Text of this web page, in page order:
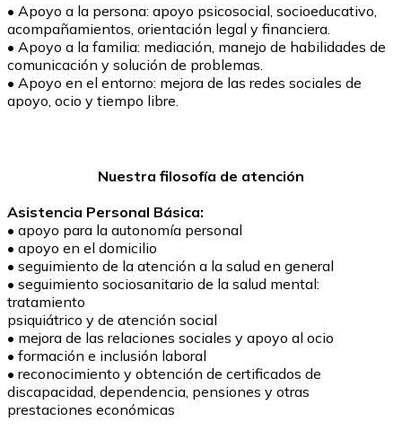
• Apoyo a la persona: apoyo psicosocial, socioeducativo,
acompañamientos, orientación legal y financiera.
• Apoyo a la familia: mediación, manejo de habilidades de
comunicación y solución de problemas.
• Apoyo en el entorno: mejora de las redes sociales de
apoyo, ocio y tiempo libre.
Nuestra filosofía de atención
Asistencia Personal Básica:
• apoyo para la autonomía personal
• apoyo en el domicilio
• seguimiento de la atención a la salud en general
• seguimiento sociosanitario de la salud mental:
tratamiento
psiquiátrico y de atención social
• mejora de las relaciones sociales y apoyo al ocio
• formación e inclusión laboral
• reconocimiento y obtención de certificados de
discapacidad, dependencia, pensiones y otras
prestaciones económicas